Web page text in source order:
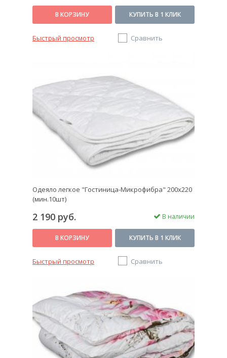
В КОРЗИНУ КУПИТЬ В 1 КЛИК
Быстрый просмотр Сравнить
Одеяло легкое "Гостиница-Микрофибра" 200х220
(мин.10шт)
2 190 руб. В наличии
В КОРЗИНУ КУПИТЬ В 1 КЛИК
Быстрый просмотр Сравнить